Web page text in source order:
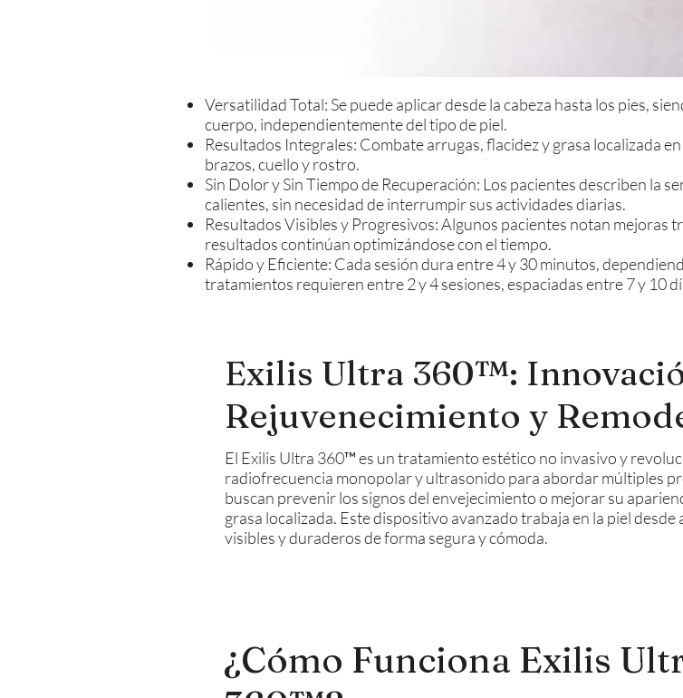
Versatilidad Total: Se puede aplicar desde la cabeza hasta los pies,
cuerpo, independientemente del tipo de piel.
Resultados Integrales: Combate arrugas, flacidez y grasa localizada
brazos, cuello y rostro.
Sin Dolor y Sin Tiempo de Recuperación: Los pacientes describen la
calientes, sin necesidad de interrumpir sus actividades diarias.
Resultados Visibles y Progresivos: Algunos pacientes notan mejoras
resultados continúan optimizándose con el tiempo.
Rápido y Eficiente: Cada sesión dura entre 4 y 30 minutos,
tratamientos requieren entre 2 y 4 sesiones, espaciadas entre 7 y 10
Exilis Ultra 360™:
Rejuvenecimiento y
El Exilis Ultra 360™ es un tratamiento estético no invasivo y
radiofrecuencia monopolar y ultrasonido para abordar múltiples
buscan prevenir los signos del envejecimiento o mejorar su
grasa localizada. Este dispositivo avanzado trabaja en la piel
visibles y duraderos de forma segura y cómoda.
¿Cómo Funciona Exilis